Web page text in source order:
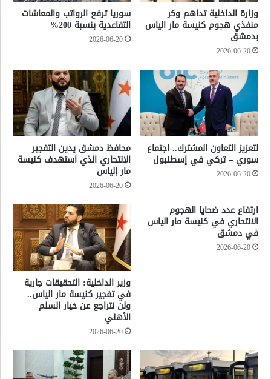
وزارة الداخلية تداهم وكر
منفذي هجوم كنيسة مار الياس
بدمشق
2026-06-20
سوريا ترفع الرواتب والمعاشات
التقاعدية بنسبة 200%
2026-06-20
لتعزيز التعاون المشترك.. اجتماع
سوري – تركي في إسطنبول
2026-06-20
محافظ دمشق يدين التفجير
الانتحاري الذي استهدف كنيسة
مار إلياس
2026-06-20
ارتفاع عدد ضحايا الهجوم
الانتحاري في كنيسة مار الياس
في دمشق
2026-06-20
وزير الداخلية: التحقيقات جارية
في تفجير كنيسة مار الياس..
ولن نتراجع عن خيار السلم
الأهلي
2026-06-20